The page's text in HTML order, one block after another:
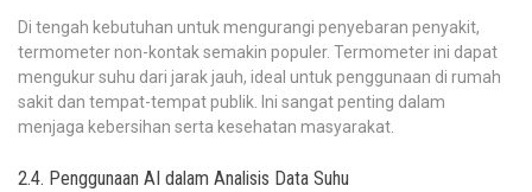
Di tengah kebutuhan untuk mengurangi penyebaran penyakit,
termometer non-kontak semakin populer. Termometer ini dapat
mengukur suhu dari jarak jauh, ideal untuk penggunaan di rumah
sakit dan tempat-tempat publik. Ini sangat penting dalam
menjaga kebersihan serta kesehatan masyarakat.
2.4. Penggunaan AI dalam Analisis Data Suhu